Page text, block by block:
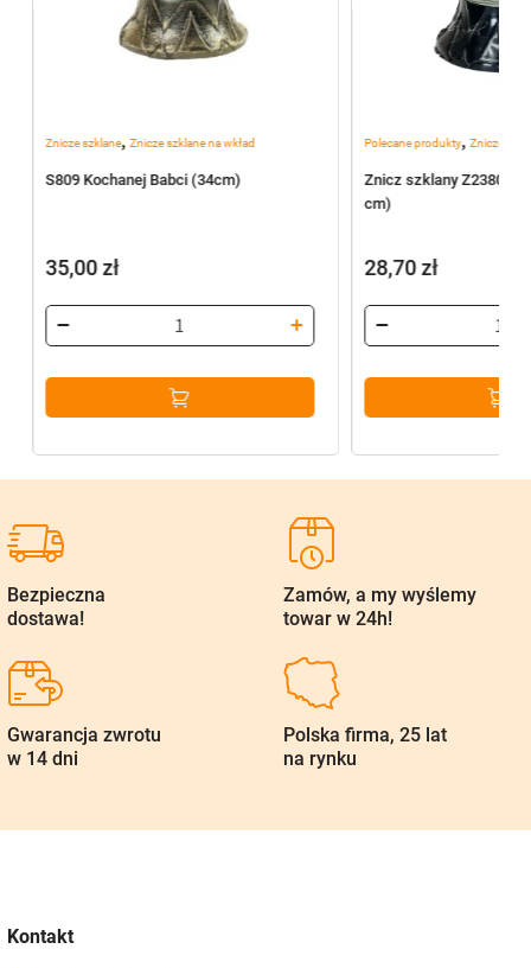
Znicze szklane, Znicze szklane na wkład
S809 Kochanej Babci (34cm)
35,00zł
Polecane produkty,Znicze
Znicz szklany Z2380
cm)
28,70zł
Bezpieczna
dostawa!
Zamów, a my wyślemy
towar w 24h!
Gwarancja zwrotu
w 14 dni
Polska firma, 25 lat
na rynku
Kontakt